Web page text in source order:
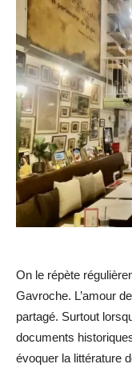
On le répète
Gavroche. L’amour
partagé. Surtout
documents
évoquer la littérature